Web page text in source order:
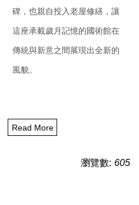
碑， 也親自投入老屋修繕， 讓
這座承載歲月記憶的國術館在
傳統與新意之間展現出全新的
風貌。
Read More
瀏覽數: 605